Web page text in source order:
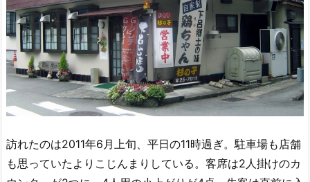
訪れたのは2011年6月上旬、平日の11時過ぎ。駐車場も店舗
も思っていたよりこじんまりしている。客席は2人掛けのカ